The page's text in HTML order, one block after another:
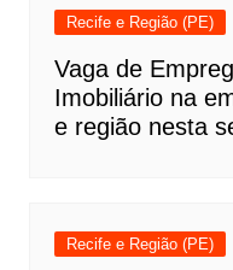
Recife e Região (PE)
Vaga de
Imobiliário na
e região nesta
Recife e Região (PE)